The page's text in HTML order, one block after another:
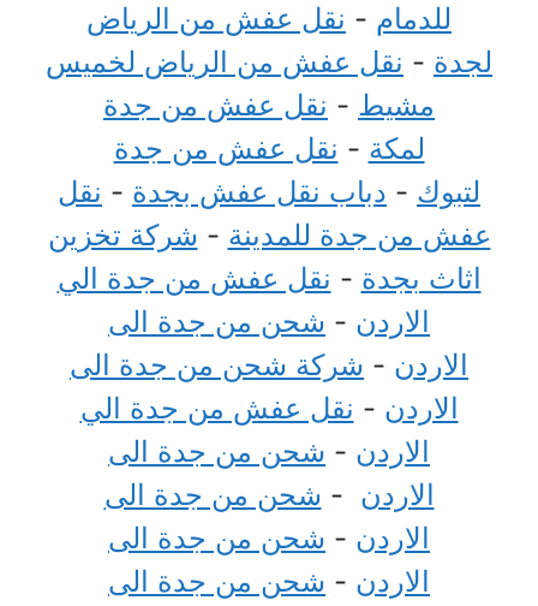
للدمام - نقل عفش من الرياض
لجدة - نقل عفش من الرياض لخميس
مشيط - نقل عفش من جدة
لمكة - نقل عفش من جدة
لتبوك - دباب نقل عفش بجدة - نقل
عفش من جدة للمدينة - شركة تخزين
اثاث بجدة - نقل عفش من جدة الي
الاردن - شحن من جدة الى
الاردن - شركة شحن من جدة الى
الاردن - نقل عفش من جدة الي
الاردن - شحن من جدة الى
الاردن - شحن من جدة الى
الاردن - شحن من جدة الى
الاردن - شحن من جدة الى